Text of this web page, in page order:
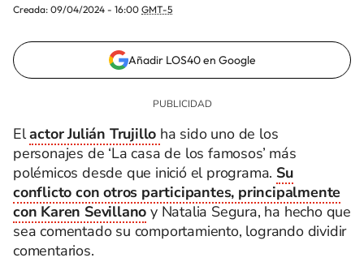
Creada: 09/04/2024 - 16:00 GMT-5
Añadir LOS40 en Google
Elactor Julián Trujillo ha sido uno de los
personajes de ‘La casa de los famosos’ más
polémicos desde que inició el programa. Su
conflicto con otros participantes, principalmente
con Karen Sevillano y Natalia Segura, ha hecho que
sea comentado su comportamiento, logrando dividir
comentarios.